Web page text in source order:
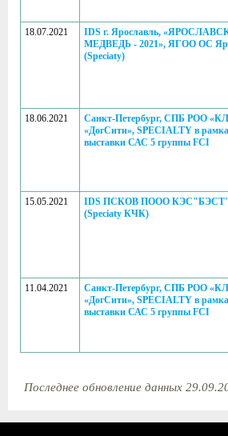
18.07.2021
IDS г. Ярославль,
МЕДВЕДЬ - 2021», ЯГОО ОС
(Speciaty)
18.06.2021
Санкт-Петербург, СПБ РОО
«ДогСити», SPECIALTY в
выставки САС 5 группы FCI
15.05.2021
IDS ПСКОВ ПООО
(Speciaty КЧК)
11.04.2021
Санкт-Петербург, СПБ РОО
«ДогСити», SPECIALTY в
выставки САС 5 группы FCI
Последнее обновление данных